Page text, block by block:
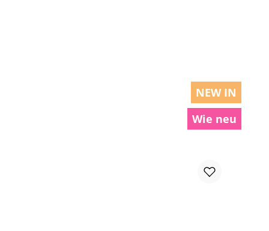
NEW IN
Wie neu